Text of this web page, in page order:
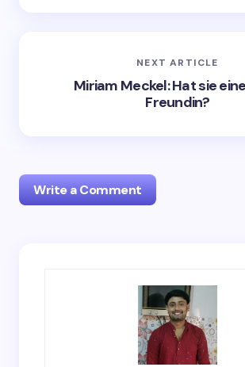
NEXT ARTICLE
Miriam Meckel: Hat sie
Freundin?
Write a Comment